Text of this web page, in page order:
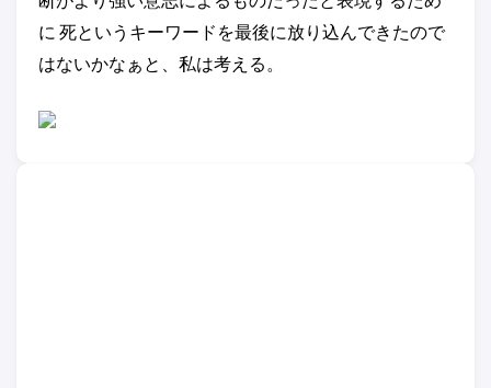
に 死というキーワードを最後に放り込んできたので
はないかなぁと、私は考える。